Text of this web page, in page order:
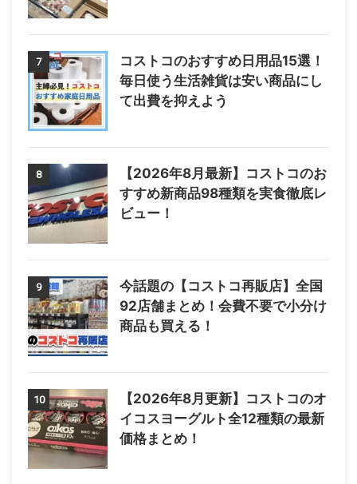
7
コストコのおすすめ日用品15選！
毎日使う生活雑貨は安い商品にし
て出費を抑えよう
8
【2026年8月最新】コストコのお
すすめ新商品98種類を実食徹底レ
ビュー！
9
今話題の【コストコ再販店】全国
92店舗まとめ！会費不要で小分け
商品も買える！
10
【2026年8月更新】コストコのオ
イコスヨーグルト全12種類の最新
価格まとめ！